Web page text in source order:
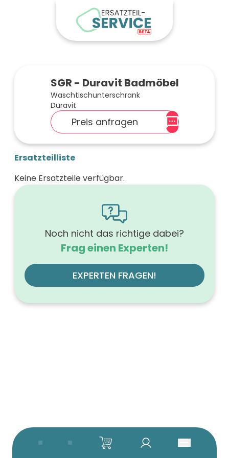
SGR - Duravit Badmöbel
Waschtischunterschrank
Duravit
Preis anfragen
Ersatzteilliste
Keine Ersatzteile verfügbar.
Noch nicht das richtige dabei?
Frag einen Experten!
EXPERTEN FRAGEN!